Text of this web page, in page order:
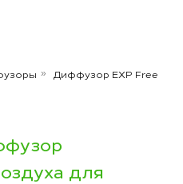
» Диффузор EXP Free
для